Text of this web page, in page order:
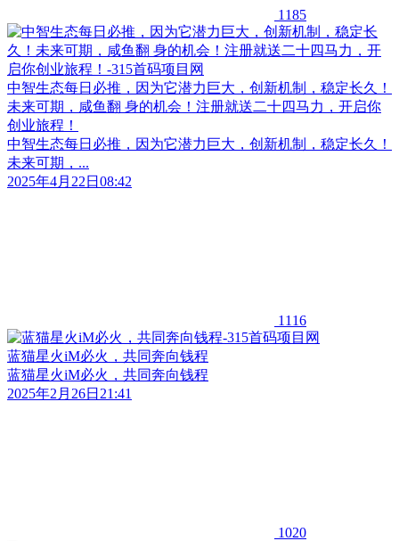
1185
中智生态每日必推，因为它潜力巨大，创新机制，稳定长久！
未来可期，咸鱼翻 身的机会！注册就送二十四马力，开启你
创业旅程！​
中智生态每日必推，因为它潜力巨大，创新机制，稳定长久！
未来可期，...
2025年4月22日08:42
1116
蓝猫星火iM必火，共同奔向钱程
蓝猫星火iM必火，共同奔向钱程
2025年2月26日21:41
1020